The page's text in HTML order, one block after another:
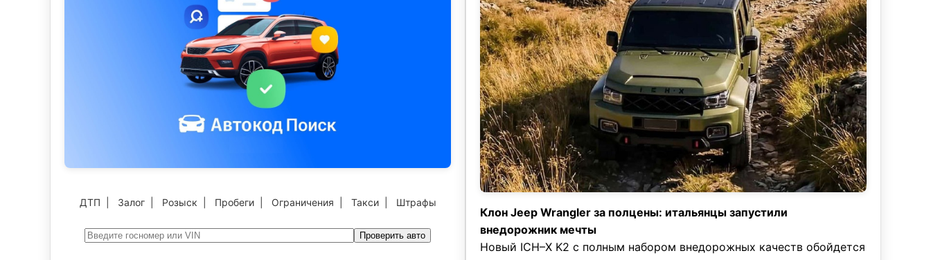
ДТП Залог| Розыск Пробеги| Ограничения Такси| Штрафы
Проверить авто
Клон Jeep Wrangler за полцены: итальянцы запустили
внедорожник мечты
Новый ICH–X K2 с полным набором внедорожных качеств обойдется